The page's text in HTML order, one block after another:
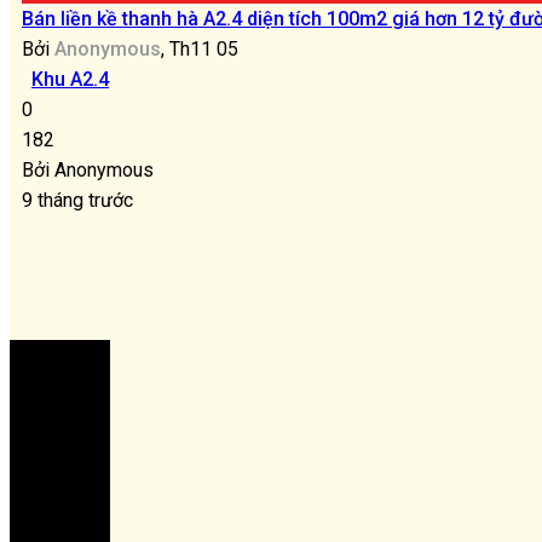
Bán liền kề thanh hà A2.4 diện tích 100m2 giá hơn 12 tỷ
Bởi Anonymous, Th11 05
Khu A2.4
0
182
Bởi Anonymous
9 tháng trước